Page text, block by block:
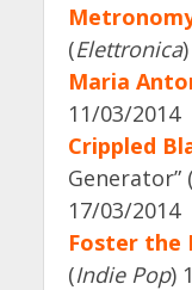
(Elettronica
Maria
11/03/2014
Crippled
Generator” (
17/03/2014
Foster the
(Indie Pop)